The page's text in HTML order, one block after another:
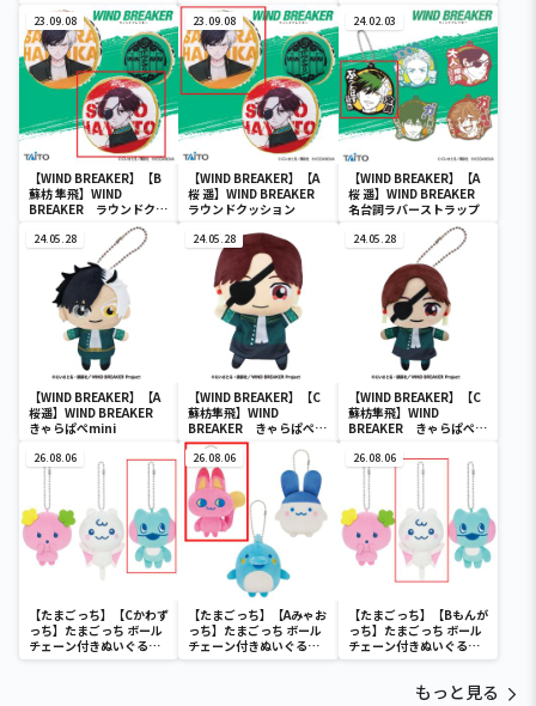
台詞ラバーストラップ
台詞ラバーストラップ
ラバーストラップ
23.09.08
【WIND BREAKER】【B
蘇枋 隼飛】WIND
BREAKER ラウンドクッ
23.09.08
【WIND BREAKER】【A
桜 遥】WIND BREAKER
ラウンドクッション
24.02.03
【WIND BREAKER】【A
桜 遥】WIND BREAKER
名台詞ラバーストラップ
24.05.28
【WIND BREAKER】【A
桜遥】WIND BREAKER
きゃらぱぺmini
24.05.28
【WIND BREAKER】【C
蘇枋隼飛】WIND
BREAKER きゃらぱぺ
BIG
24.05.28
【WIND BREAKER】【C
蘇枋隼飛】WIND
BREAKER きゃらぱぺ
26.08.06
【たまごっち】【Cかわず
っち】たまごっち ボール
チェーン付きぬいぐるみ
～Tamagotchi
26.08.06
【たまごっち】【Aみゃお
っち】たまごっち ボール
チェーン付きぬいぐるみ
～Tamagotchi
26.08.06
【たまごっち】【Bもんが
っち】たまごっち ボール
チェーン付きぬいぐるみ
～Tamagotchi
もっと見る